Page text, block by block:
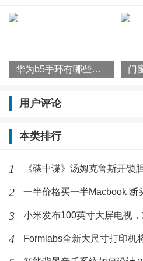
印象深刻，整体的配置也保持
困难的情况下交出这样的产品
也成为麒麟9000绝版旗舰。
此次发布的nova9系列主打时
中高端市场。通过华为放出的
观设计十分眼熟，其同样采用
计。这个设计也被用在荣耀
华为b5手环有哪些特征？华为b5手环的功能
用户评论
本类排行
1
2 一半价格买一半Macbook 断
3
4 Formlabs全新大尺寸打印机